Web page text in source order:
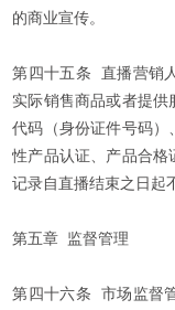
的商业宣传。
第四十五条 直播营销
实际销售商品或者提供
代码（身份证件号码）
性产品认证、产品合格
记录自直播结束之日起
第五章 监督管理
第四十六条 市场监督